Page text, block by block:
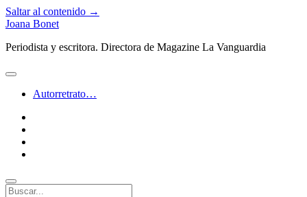
Saltar al contenido →
Joana Bonet
Periodista y escritora. Directora de Magazine La Vanguardia
abrir
Autorretrato…
Buscar